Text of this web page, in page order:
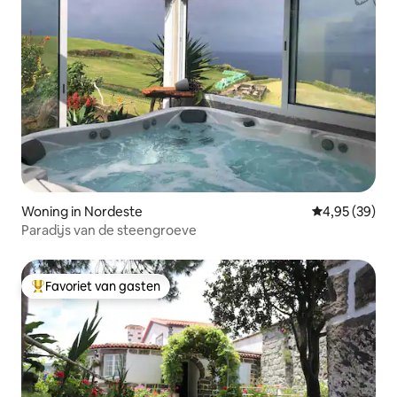
Woning in Nordeste Gemiddelde
4,95 (39)
Paradijs van de steengroeve
Topfavoriet van gasten
Favoriet van gasten